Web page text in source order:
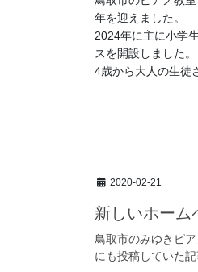
年を迎えました。
2024年に主に小学
スを開設しました。
4歳から大人の生徒
2020-02-21
新しいホーム
鳥取市のみゆきピ
にも投稿していた